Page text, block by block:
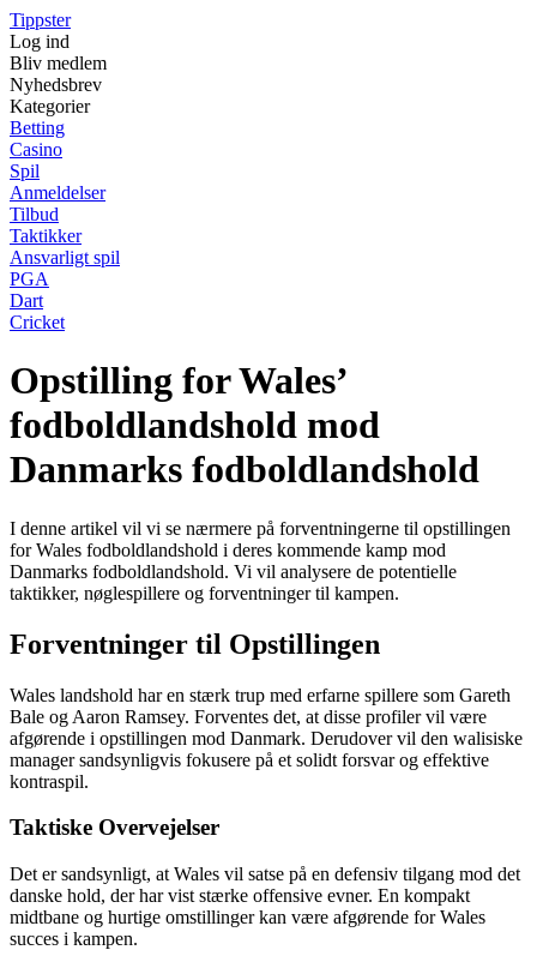
Tippster
Log ind
Bliv medlem
Nyhedsbrev
Kategorier
Betting
Casino
Spil
Anmeldelser
Tilbud
Taktikker
Ansvarligt spil
PGA
Dart
Cricket
Opstilling for Wales’
fodboldlandshold mod
Danmarks fodboldlandshold
I denne artikel vil vi se nærmere på forventningerne til opstillingen
for Wales fodboldlandshold i deres kommende kamp mod
Danmarks fodboldlandshold. Vi vil analysere de potentielle
taktikker, nøglespillere og forventninger til kampen.
Forventninger til Opstillingen
Wales landshold har en stærk trup med erfarne spillere som Gareth
Bale og Aaron Ramsey. Forventes det, at disse profiler vil være
afgørende i opstillingen mod Danmark. Derudover vil den walisiske
manager sandsynligvis fokusere på et solidt forsvar og effektive
kontraspil.
Taktiske Overvejelser
Det er sandsynligt, at Wales vil satse på en defensiv tilgang mod det
danske hold, der har vist stærke offensive evner. En kompakt
midtbane og hurtige omstillinger kan være afgørende for Wales
succes i kampen.